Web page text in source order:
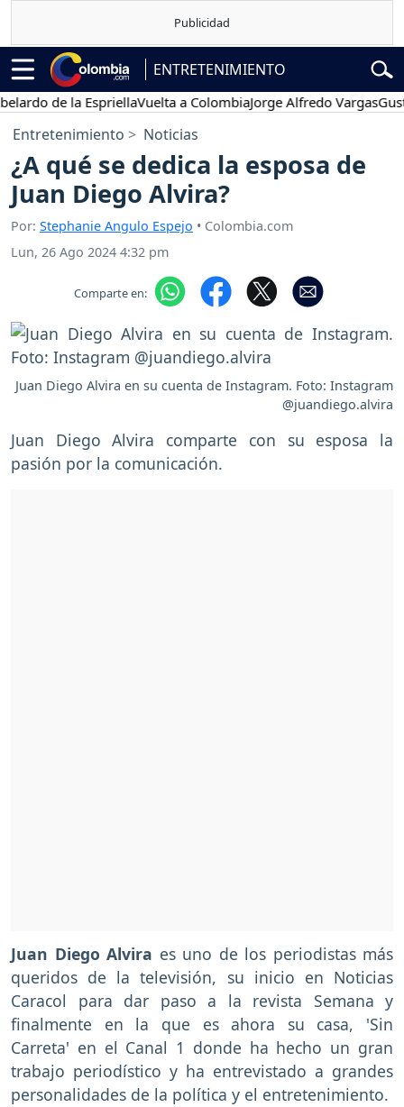
ENTRETENIMIENTO
de la EspriellaVuelta a ColombiaJorge Alfredo VargasGustavo
Entretenimiento Noticias
¿A qué se dedica la esposa de
Juan Diego Alvira?
Por: Stephanie Angulo Espejo • Colombia.com
Lun, 26 Ago 2024 4:32 pm
Comparte en:
Juan Diego Alvira en su cuenta de Instagram. Foto: Instagram
@juandiego.alvira
Juan Diego Alvira comparte con su esposa la
pasión por la comunicación.
Juan Diego Alvira es uno de los periodistas más
queridos de la televisión, su inicio en Noticias
Caracol para dar paso a la revista Semana y
finalmente en la que es ahora su casa, 'Sin
Carreta' en el Canal 1 donde ha hecho un gran
trabajo periodístico y ha entrevistado a grandes
personalidades de la política y el entretenimiento.